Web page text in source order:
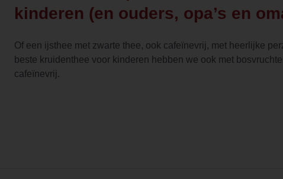
kinderen (en ouders, opa’s en
Of een ijsthee met zwarte thee, ook cafeïnevrij, met heerlijke
beste kruidenthee voor kinderen hebben we ook met
cafeïnevrij.